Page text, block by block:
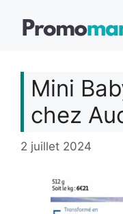
Mini
chez
2 juillet 2024